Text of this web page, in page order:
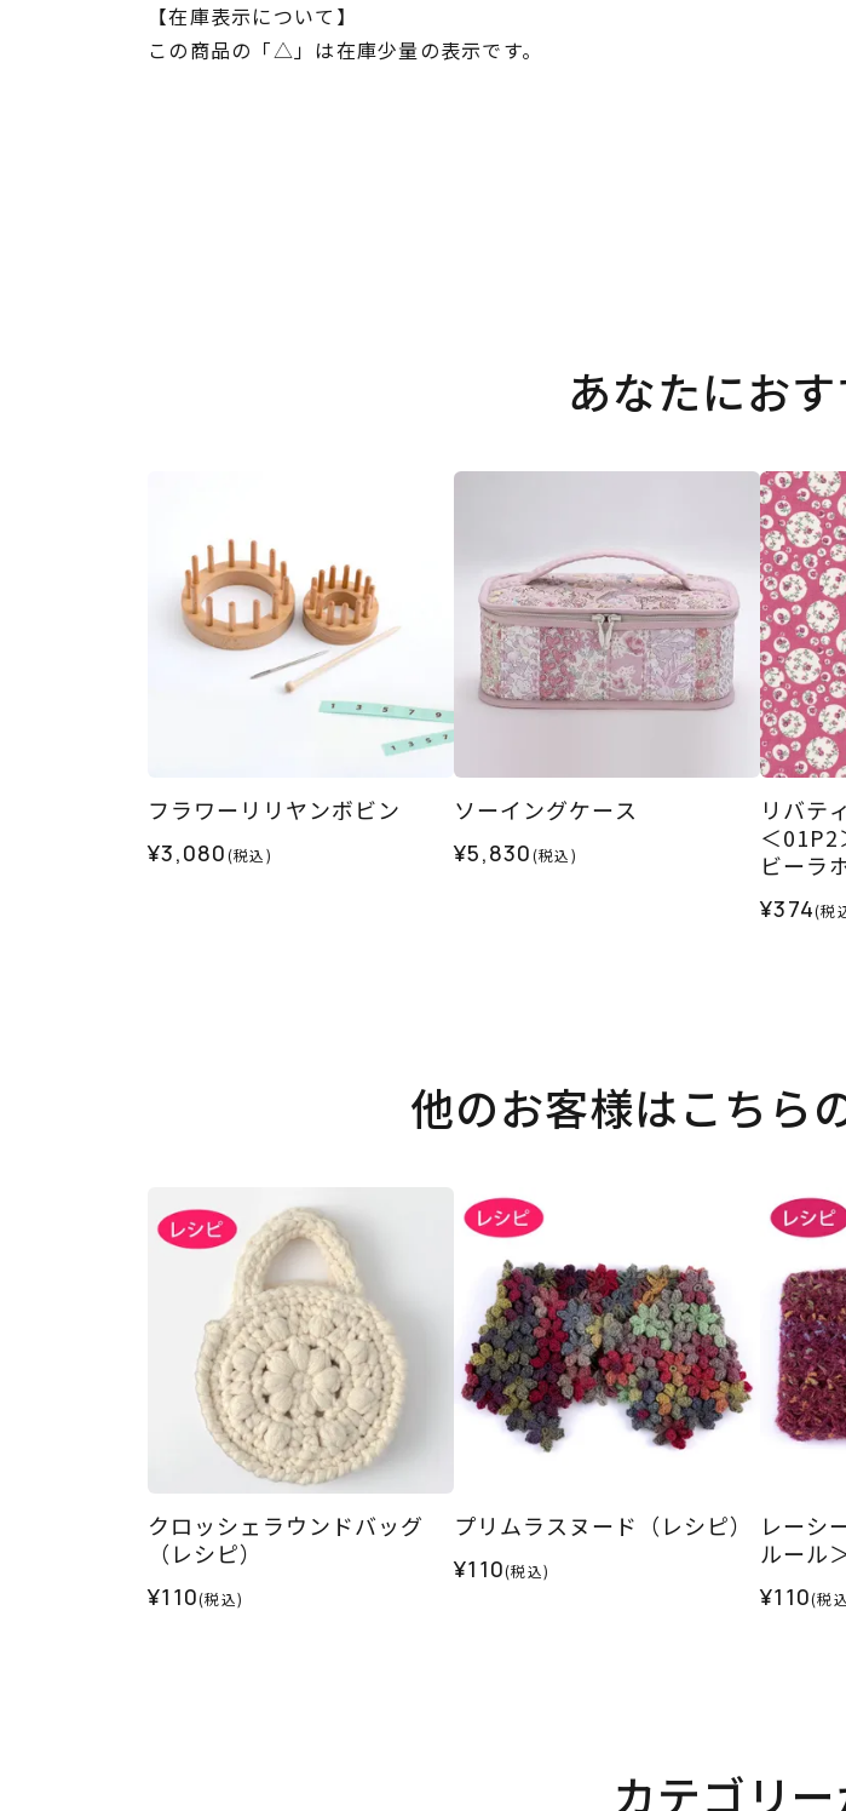
【在庫表示について】
この商品の「△」は在庫少量の表示です。
あなたにお
フラワーリリヤンボビン
¥3,080(税込)
ソーイングケース
¥5,830(税込)
リバテ
＜
ビーラ
¥374(税
他のお客様はこちら
クロッシェラウンドバッグ
（レシピ）
¥110(税込)
プリムラスヌード（レシピ）
¥110(税込)
レーシ
ルール
¥110(税
カテゴリ